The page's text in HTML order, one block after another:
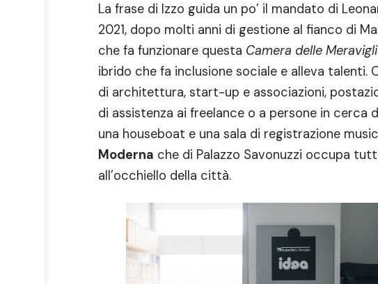
La frase di Izzo guida un po’ il mandato di
2021, dopo molti anni di gestione al fianco di
che fa funzionare questa Camera delle
ibrido che fa inclusione sociale e alleva
di architettura, start-up e associazioni,
di assistenza ai freelance o a persone in cerca
una houseboat e una sala di registrazione
Moderna che di Palazzo Savonuzzi occupa
all’occhiello della città.